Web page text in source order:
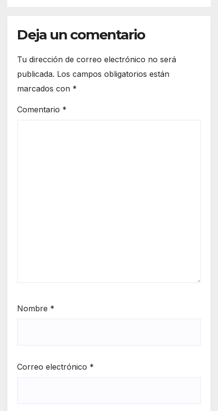
Deja un comentario
Tu dirección de correo electrónico no será
publicada. Los campos obligatorios están
marcados con *
Comentario *
Nombre *
Correo electrónico *